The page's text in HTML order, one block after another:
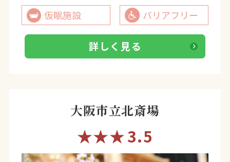
仮眠施設
バリアフリー
詳しく見る
大阪市立北斎場
★★★3.5